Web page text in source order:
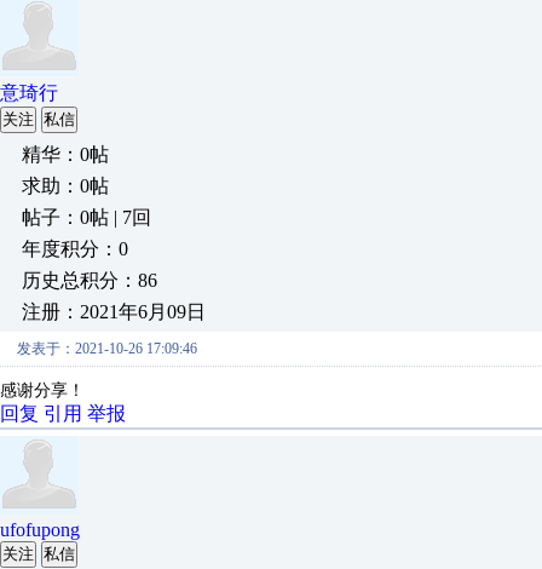
意琦行
关注 私信
精华：0帖
求助：0帖
帖子：0帖 | 7回
年度积分：0
历史总积分：86
注册：2021年6月09日
发表于：2021-10-26 17:09:46
感谢分享！
回复 引用 举报
ufofupong
关注 私信